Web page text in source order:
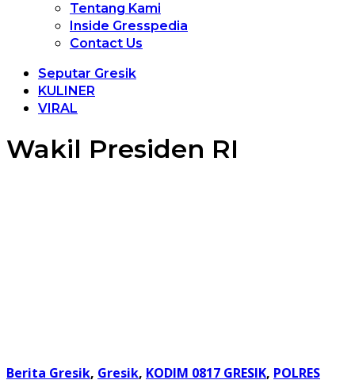
Tentang Kami
Inside Gresspedia
Contact Us
Seputar Gresik
KULINER
VIRAL
Wakil Presiden RI
Berita Gresik, Gresik, KODIM 0817 GRESIK, POLRES